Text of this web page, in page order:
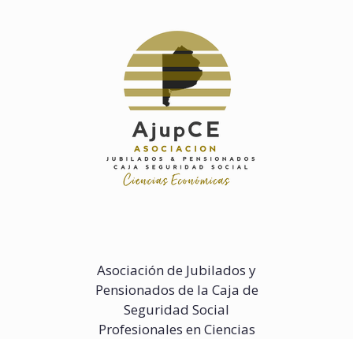
Asociación de Jubilados y
Pensionados de la Caja de
Seguridad Social
Profesionales en Ciencias